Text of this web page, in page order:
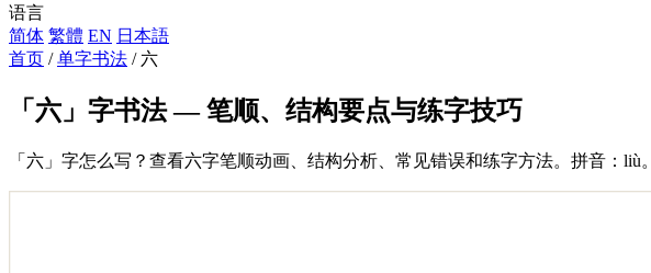
语言
简体 繁體 EN 日本語
首页 / 单字书法 / 六
「六」字书法 — 笔顺、结构要点与练字技巧
「六」字怎么写？查看六字笔顺动画、结构分析、常见错误和练字方法。拼音：liù。